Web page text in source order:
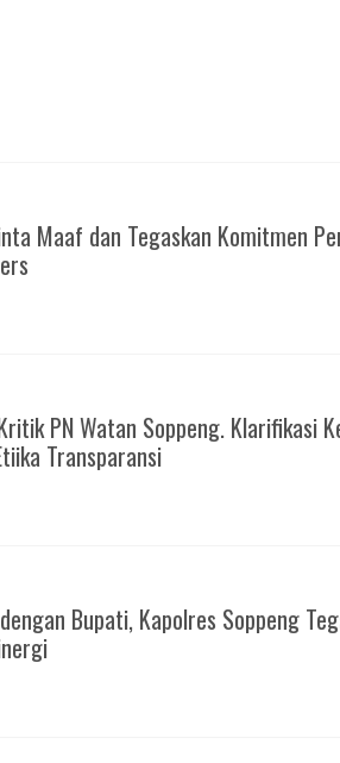
Maaf dan Tegaskan Komitmen
PN Watan Soppeng. Klarifikasi
Transparansi
Bupati, Kapolres Soppeng